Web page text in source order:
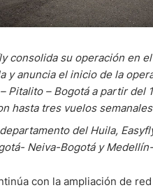
consolida su operación en
y anuncia el inicio de la
Pitalito – Bogotá a partir del
hasta tres vuelos
del Huila,
Neiva-Bogotá y
con la ampliación de